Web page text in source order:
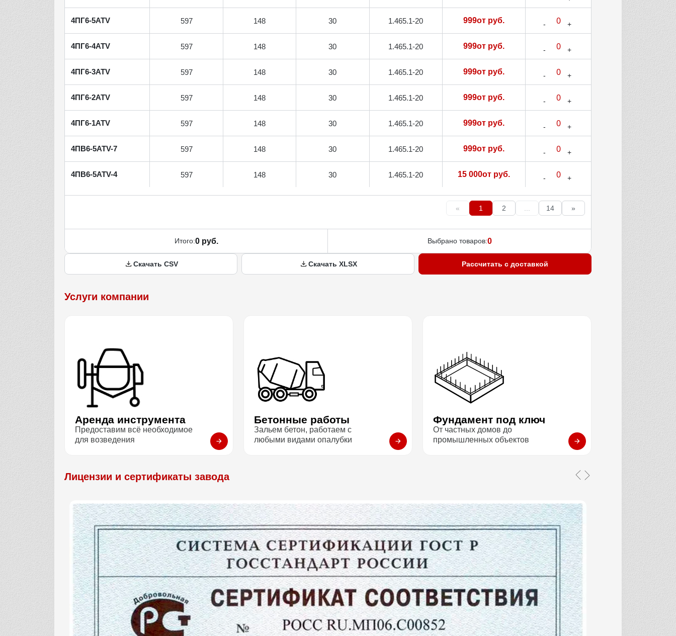
4ПГ6-5АТV 597 148 30 1.465.1-20 999от руб.
4ПГ6-4АТV 597 148 30 1.465.1-20 999от руб.
4ПГ6-3АТV 597 148 30 1.465.1-20 999от руб.
4ПГ6-2АТV 597 148 30 1.465.1-20 999от руб.
4ПГ6-1АТV 597 148 30 1.465.1-20 999от руб.
4ПВ6-5АТV-7 597 148 30 1.465.1-20 999от руб.
4ПВ6-5АТV-4 597 148 30 1.465.1-20 15 000от руб.
« 1 2 ... 14 »
Итого:0 руб. Выбрано товаров:0
Скачать CSV Скачать XLSX Рассчитать с доставкой
Услуги компании
Аренда инструмента
Предоставим всё необходимое
для возведения
Бетонные работы
Зальем бетон, работаем с
любыми видами опалубки
Фундамент под ключ
От частных домов до
промышленных объектов
Лицензии и сертификаты завода